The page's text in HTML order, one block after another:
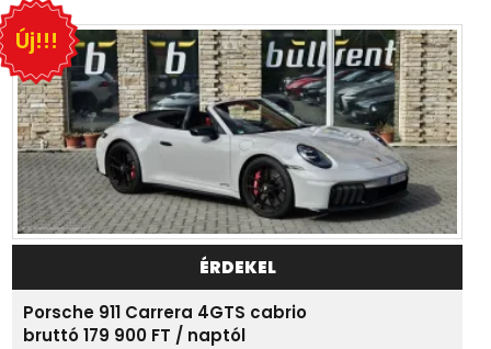
Új!!!
ÉRDEKEL
Porsche 911 Carrera 4GTS cabrio
bruttó 179 900 FT / naptól